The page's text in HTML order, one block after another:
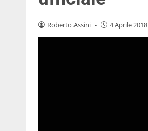
Roberto Assini - 4 Aprile 2018